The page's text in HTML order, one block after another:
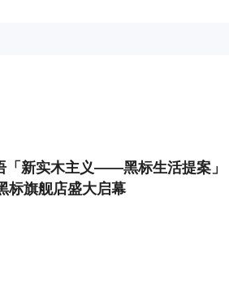
「新实木主义——黑标生活提案」
标旗舰店盛大启幕